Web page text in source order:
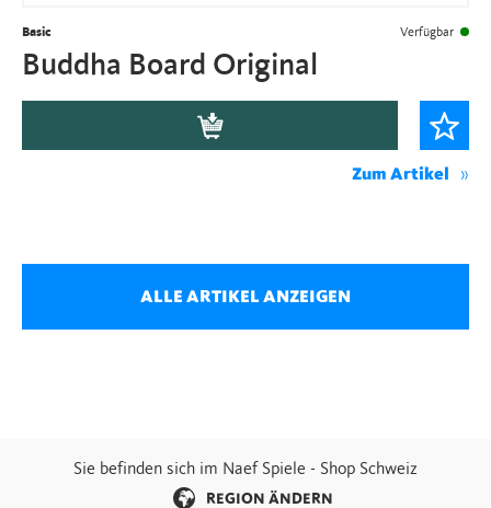
Basic Verfügbar
Buddha Board Original
Zum Artikel
ALLE ARTIKEL ANZEIGEN
Sie befinden sich im Naef Spiele - Shop Schweiz
REGION ÄNDERN